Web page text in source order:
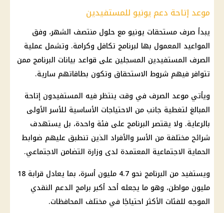
موعد إتاحة دعم يونيو للمستفيدين
يبدأ صرف مستحقات يونيو مع حلول منتصف الشهر، وفق
المواعيد المعمول بها لبرنامج تكافل وكرامة. وتشمل عملية
الصرف المستفيدين المسجلين على قواعد بيانات البرنامج ممن
تتوافر فيهم شروط الاستحقاق وتكون بطاقاتهم سارية.
ويأتي موعد الصرف في وقت ينتظر فيه المستفيدون إتاحة
المبالغ لتغطية جانب من الاحتياجات الأساسية للأسر الأولى
بالرعاية. ولا يقتصر البرنامج على فئة واحدة، بل يستهدف
شرائح مختلفة من الأسر والأفراد الذين تنطبق عليهم ضوابط
الحماية الاجتماعية المعتمدة لدى وزارة التضامن الاجتماعي.
ويستفيد من البرنامج نحو 4.7 مليون أسرة، بما يعادل قرابة 18
مليون مواطن، وهو ما يجعله أحد أكبر برامج الدعم النقدي
الموجه للفئات الأكثر احتياجًا في مختلف المحافظات.